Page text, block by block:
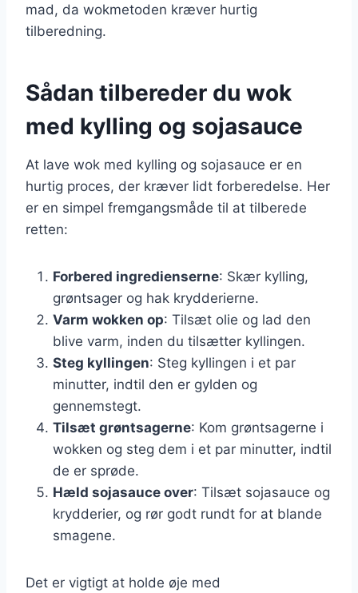
mad, da wokmetoden kræver hurtig
tilberedning.
Sådan tilbereder du wok
med kylling og sojasauce
At lave wok med kylling og sojasauce er en
hurtig proces, der kræver lidt forberedelse. Her
er en simpel fremgangsmåde til at tilberede
retten:
Forbered ingredienserne: Skær kylling,
grøntsager og hak krydderierne.
Varm wokken op: Tilsæt olie og lad den
blive varm, inden du tilsætter kyllingen.
Steg kyllingen: Steg kyllingen i et par
minutter, indtil den er gylden og
gennemstegt.
Tilsæt grøntsagerne: Kom grøntsagerne i
wokken og steg dem i et par minutter, indtil
de er sprøde.
Hæld sojasauce over: Tilsæt sojasauce og
krydderier, og rør godt rundt for at blande
smagene.
Det er vigtigt at holde øje med